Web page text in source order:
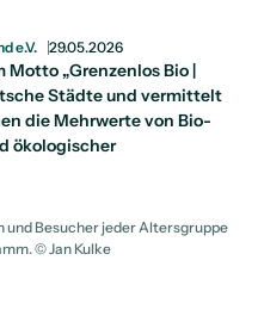
e.V. 29.05.2026
„Grenzenlos Bio |
Städte und vermittelt
die Mehrwerte von Bio-
ökologischer
Besucher jeder Altersgruppe
© Jan Kulke